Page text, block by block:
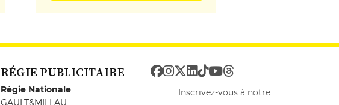
RÉGIE PUBLICITAIRE
Régie Nationale
GAULT&MILLAU
Inscrivez-vous à notre